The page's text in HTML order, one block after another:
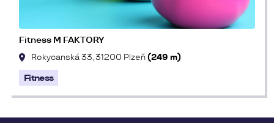
Fitness M FAKTORY
Rokycanská 33, 31200 Plzeň(249 m)
Fitness